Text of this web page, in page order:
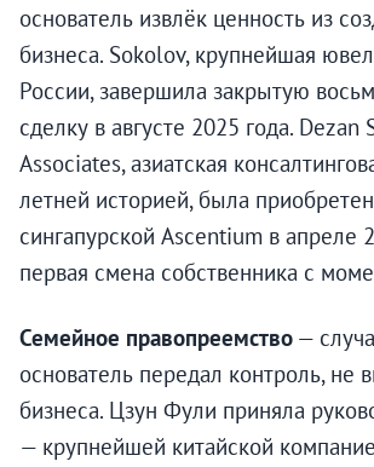
основатель извлёк ценность из
бизнеса. Sokolov, крупнейшая
России, завершила закрытую
сделку в августе 2025 года. Dezan
Associates, азиатская
летней историей, была
сингапурской Ascentium в апреле
первая смена собственника с
Семейное правопреемство —
основатель передал контроль, не
бизнеса. Цзун Фули приняла
— крупнейшей китайской